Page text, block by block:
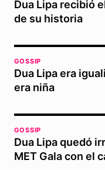
Dua Lipa recibió
de su historia
GOSSIP
Dua Lipa era
era niña
GOSSIP
Dua Lipa quedó
MET Gala con el